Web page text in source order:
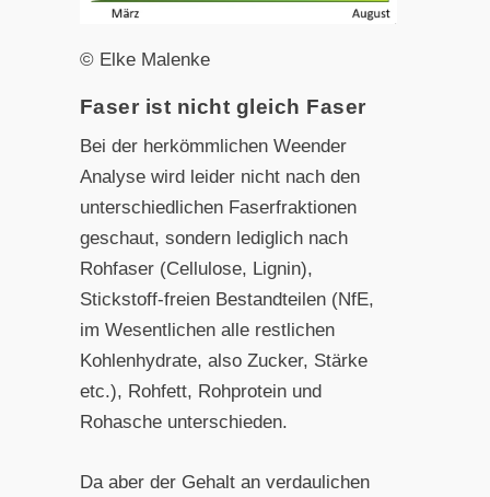
© Elke Malenke
Faser ist nicht gleich Faser
Bei der herkömmlichen Weender
Analyse wird leider nicht nach den
unterschiedlichen Faserfraktionen
geschaut, sondern lediglich nach
Rohfaser (Cellulose, Lignin),
Stickstoff-freien Bestandteilen (NfE,
im Wesentlichen alle restlichen
Kohlenhydrate, also Zucker, Stärke
etc.), Rohfett, Rohprotein und
Rohasche unterschieden.
Da aber der Gehalt an verdaulichen